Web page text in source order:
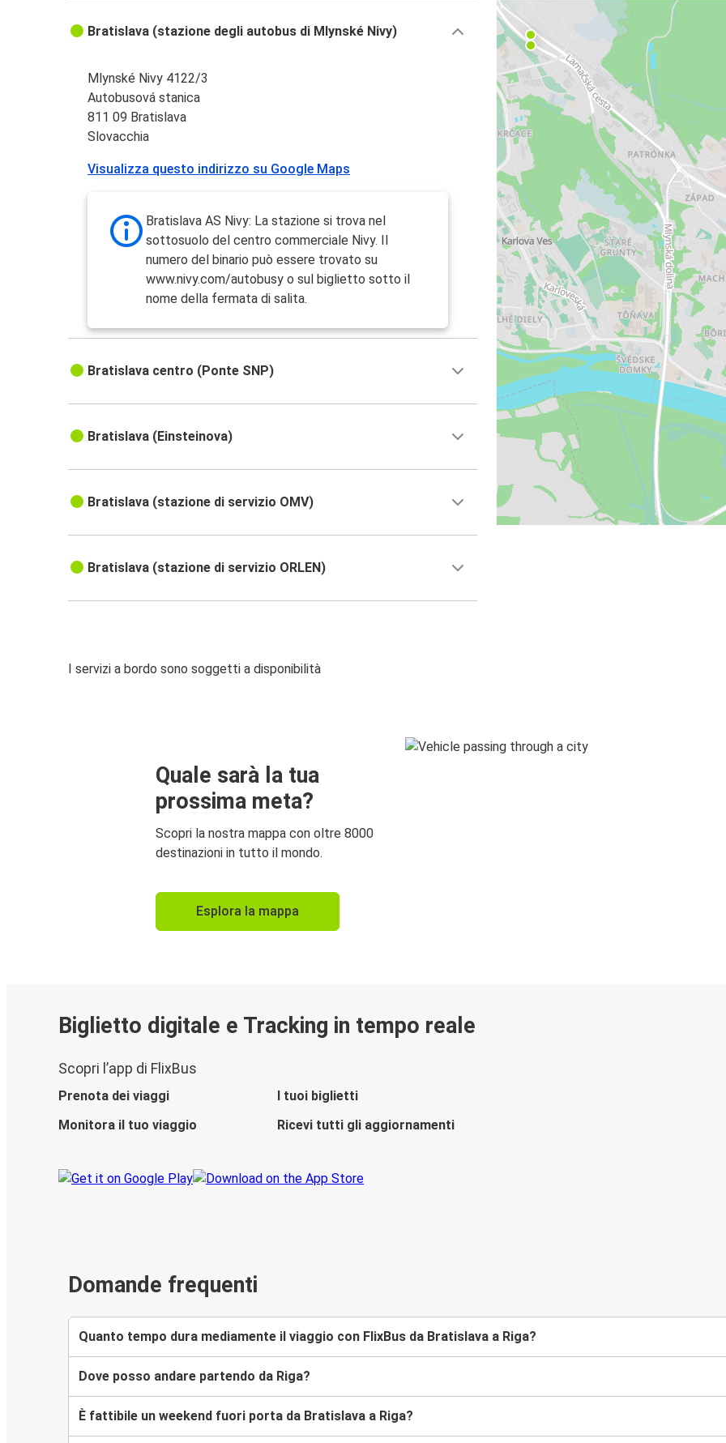
Bratislava (stazione degli autobus di Mlynské Nivy)
Mlynské Nivy 4122/3
Autobusová stanica
811 09 Bratislava
Slovacchia
Visualizza questo indirizzo su Google Maps
Bratislava AS Nivy: La stazione si trova nel
sottosuolo del centro commerciale Nivy. Il
numero del binario può essere trovato su
www.nivy.com/autobusy o sul biglietto sotto il
nome della fermata di salita.
Bratislava centro (Ponte SNP)
Bratislava (Einsteinova)
Bratislava (stazione di servizio OMV)
Bratislava (stazione di servizio ORLEN)
I servizi a bordo sono soggetti a disponibilità
Quale sarà la tua
prossima meta?
Scopri la nostra mappa con oltre 8000
destinazioni in tutto il mondo.
Esplora la mappa
Biglietto digitale e Tracking in tempo reale
Scopri l’app di FlixBus
Prenota dei viaggi
I tuoi biglietti
Monitora il tuo viaggio
Ricevi tutti gli aggiornamenti
Domande frequenti
Quanto tempo dura mediamente il viaggio con FlixBus da Bratislava a Riga?
Dove posso andare partendo da Riga?
È fattibile un weekend fuori porta da Bratislava a Riga?